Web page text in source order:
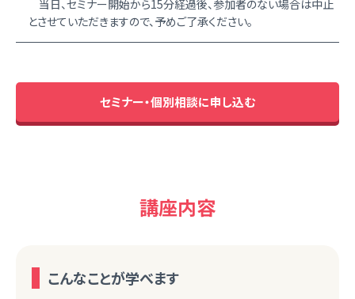
当日、セミナー開始から15分経過後、参加者のない場合は中止
とさせていただきますので、予めご了承ください。
セミナー・個別相談に申し込む
講座内容
こんなことが学べます